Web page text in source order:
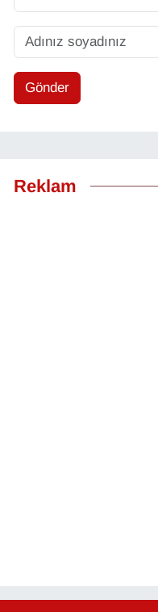
Gönder
Reklam